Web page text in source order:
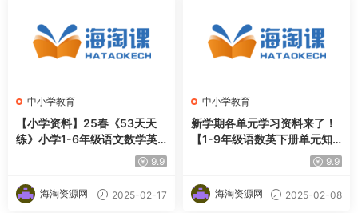
中小学教育
【小学资料】25春《53天天
练》小学1-6年级语文数学英
9.9
海淘资源网 2025-02-17
中小学教育
新学期各单元学习资料来了！
【1-9年级语数英下册单元知
9.9
海淘资源网 2025-02-08